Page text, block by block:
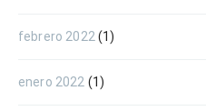
febrero 2022(1)
enero 2022 (1)